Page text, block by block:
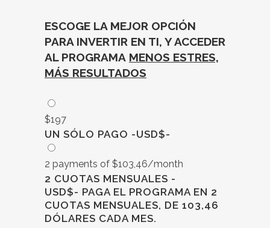
ESCOGE LA MEJOR OPCIÓN
PARA INVERTIR EN TI, Y ACCEDER
AL PROGRAMA MENOS ESTRES,
MÁS RESULTADOS
$197
UN SÓLO PAGO -USD$-
2 payments of $103,46/month
2 CUOTAS MENSUALES -
USD$- PAGA EL PROGRAMA EN 2
CUOTAS MENSUALES, DE 103,46
DÓLARES CADA MES.